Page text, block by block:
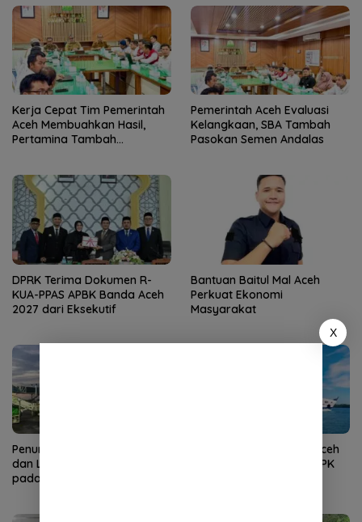
Kerja Cepat Tim Pemerintah
Aceh Membuahkan Hasil,
Pertamina Tambah
Pemerintah Aceh Evaluasi
Kelangkaan, SBA Tambah
Pasokan Semen Andalas
DPRK Terima Dokumen R-
KUA-PPAS APBK Banda Aceh
2027 dari Eksekutif
Bantuan Baitul Mal Aceh
Perkuat Ekonomi
Masyarakat
Penumpang Angkutan Udara
dan Laut di Aceh Meningkat
pada Juni 2026
Kunjungan Wisman ke Aceh
Turun pada Juni 2026, TPK
X